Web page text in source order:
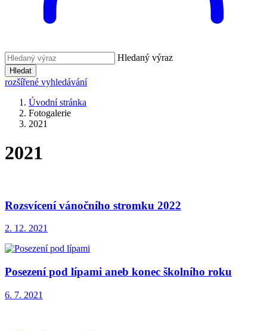
Hledaný výraz
Hledat
rozšířené vyhledávání
Úvodní stránka
Fotogalerie
2021
2021
Rozsvícení vánočního stromku 2022
2. 12. 2021
Posezení pod lípami aneb konec školního roku
6. 7. 2021